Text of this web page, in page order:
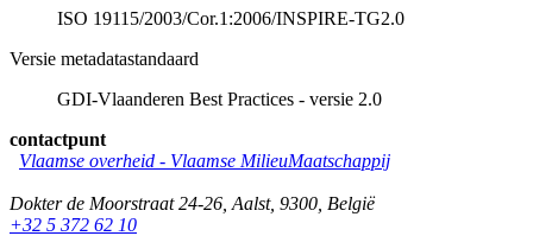
ISO 19115/2003/Cor.1:2006/INSPIRE-TG2.0
Versie metadatastandaard
GDI-Vlaanderen Best Practices - versie 2.0
contactpunt
Vlaamse overheid - Vlaamse MilieuMaatschappij
Dokter de Moorstraat 24-26 Aalst, 9300 België
+32 5 372 62 10